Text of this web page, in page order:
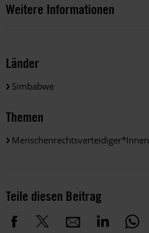
Weitere Informationen
Länder
Simbabwe
Themen
Menschenrechtsverteidiger*innen
Teile diesen Beitrag